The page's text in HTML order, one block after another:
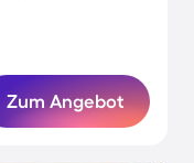
Zum Angebot